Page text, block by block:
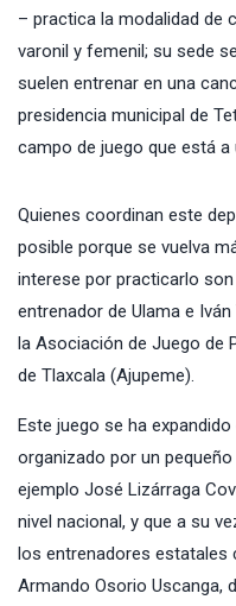
– practica la modalidad de
varonil y femenil; su sede
suelen entrenar en una
presidencia municipal de
campo de juego que está
Quienes coordinan este
posible porque se vuelva
interese por practicarlo
entrenador de Ulama e
la Asociación de Juego de
de Tlaxcala (Ajupeme).
Este juego se ha
organizado por un
ejemplo José Lizárraga
nivel nacional, y que a su
los entrenadores estatales
Armando Osorio Uscanga,